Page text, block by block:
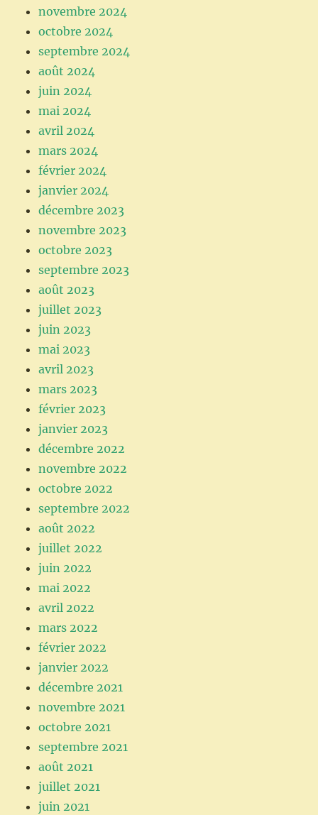
novembre 2024
octobre 2024
septembre 2024
août 2024
juin 2024
mai 2024
avril 2024
mars 2024
février 2024
janvier 2024
décembre 2023
novembre 2023
octobre 2023
septembre 2023
août 2023
juillet 2023
juin 2023
mai 2023
avril 2023
mars 2023
février 2023
janvier 2023
décembre 2022
novembre 2022
octobre 2022
septembre 2022
août 2022
juillet 2022
juin 2022
mai 2022
avril 2022
mars 2022
février 2022
janvier 2022
décembre 2021
novembre 2021
octobre 2021
septembre 2021
août 2021
juillet 2021
juin 2021